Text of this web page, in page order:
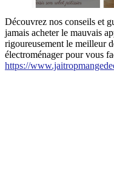
Découvrez nos conseils et
jamais acheter le mauvais
rigoureusement le meilleur
électroménager pour vous
https://